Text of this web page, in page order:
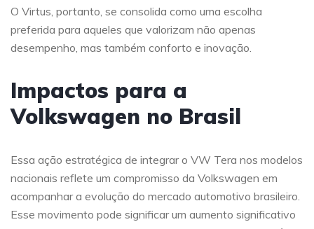
O Virtus, portanto, se consolida como uma escolha
preferida para aqueles que valorizam não apenas
desempenho, mas também conforto e inovação.
Impactos para a
Volkswagen no Brasil
Essa ação estratégica de integrar o VW Tera nos modelos
nacionais reflete um compromisso da Volkswagen em
acompanhar a evolução do mercado automotivo brasileiro.
Esse movimento pode significar um aumento significativo